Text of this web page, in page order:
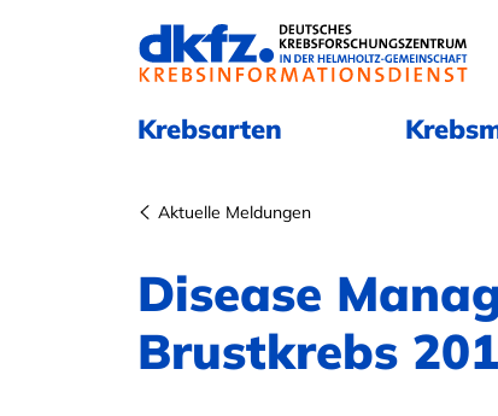
Krebsarten
Aktuelle Meldungen
Disease
Brustkrebs